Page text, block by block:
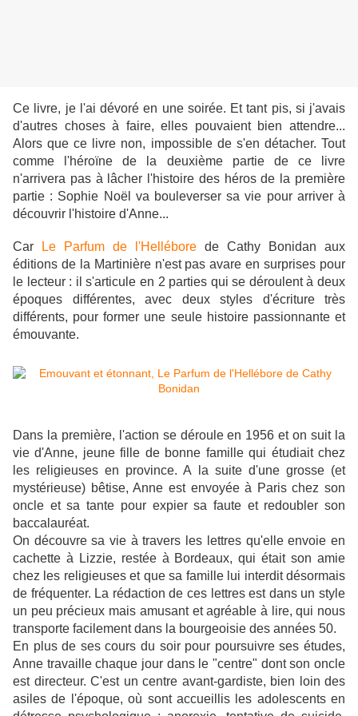
Ce livre, je l'ai dévoré en une soirée. Et tant pis, si j'avais
d'autres choses à faire, elles pouvaient bien attendre...
Alors que ce livre non, impossible de s'en détacher. Tout
comme l'héroïne de la deuxième partie de ce livre
n'arrivera pas à lâcher l'histoire des héros de la première
partie : Sophie Noël va bouleverser sa vie pour arriver à
découvrir l'histoire d'Anne...
Car Le Parfum de l'Hellébore de Cathy Bonidan aux
éditions de la Martinière n'est pas avare en surprises pour
le lecteur : il s'articule en 2 parties qui se déroulent à deux
époques différentes, avec deux styles d'écriture très
différents, pour former une seule histoire passionnante et
émouvante.
Dans la première, l'action se déroule en 1956 et on suit la
vie d'Anne, jeune fille de bonne famille qui étudiait chez
les religieuses en province. A la suite d'une grosse (et
mystérieuse) bêtise, Anne est envoyée à Paris chez son
oncle et sa tante pour expier sa faute et redoubler son
baccalauréat.
On découvre sa vie à travers les lettres qu'elle envoie en
cachette à Lizzie, restée à Bordeaux, qui était son amie
chez les religieuses et que sa famille lui interdit désormais
de fréquenter. La rédaction de ces lettres est dans un style
un peu précieux mais amusant et agréable à lire, qui nous
transporte facilement dans la bourgeoisie des années 50.
En plus de ses cours du soir pour poursuivre ses études,
Anne travaille chaque jour dans le "centre" dont son oncle
est directeur. C'est un centre avant-gardiste, bien loin des
asiles de l'époque, où sont accueillis les adolescents en